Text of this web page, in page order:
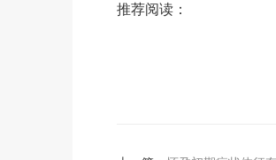
推荐阅读：